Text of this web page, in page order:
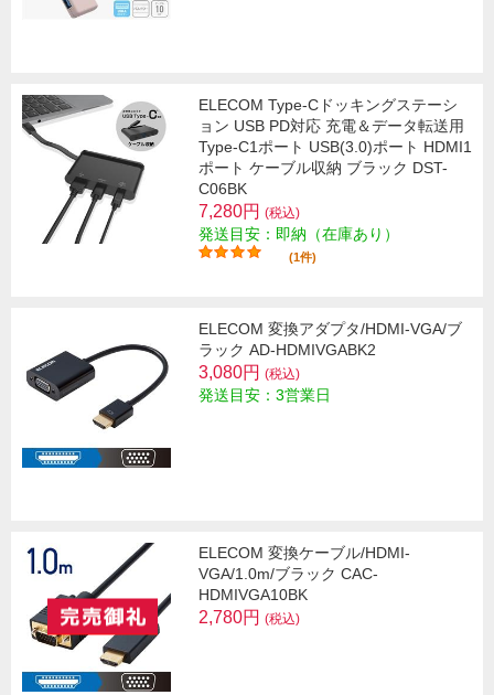
ELECOM Type-Cドッキングステーシ
ョン USB PD対応 充電＆データ転送用
Type-C1ポート USB(3.0)ポート HDMI1
ポート ケーブル収納 ブラック DST-
C06BK
7,280円 (税込)
発送目安：即納（在庫あり）
(1件)
ELECOM 変換アダプタ/HDMI-VGA/ブ
ラック AD-HDMIVGABK2
3,080円 (税込)
発送目安：3営業日
ELECOM 変換ケーブル/HDMI-
VGA/1.0m/ブラック CAC-
HDMIVGA10BK
2,780円 (税込)